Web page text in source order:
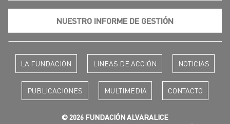
NUESTRO INFORME DE GESTIÓN
LA FUNDACIÓN LINEAS DE ACCIÓN NOTICIAS
PUBLICACIONES MULTIMEDIA CONTACTO
© 2026 FUNDACIÓN ALVARALICE